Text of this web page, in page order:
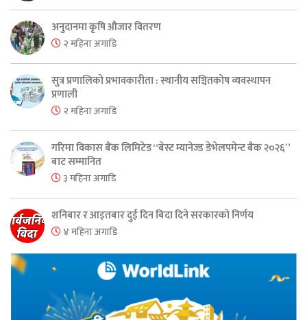
अनुदानमा कृषि औजार वितरण
२ महिना अगाडि
सुत्र प्रणालिको प्रभावकारीता : स्थानीय सञ्चितकोष व्यवस्थापन
प्रणाली
२ महिना अगाडि
गरिमा विकास बैंक लिमिटेड “बेस्ट म्यानेज्ड डेभेलपमेन्ट बैंक २०२६”
बाट सम्मानित
३ महिना अगाडि
शनिबार र आइतबार दुई दिन बिदा दिने सरकारको निर्णय
४ महिना अगाडि